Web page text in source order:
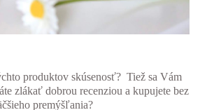
produktov skúsenosť? Tiež sa Vám
zlákať dobrou recenziou a kupujete bez
premýšľania?